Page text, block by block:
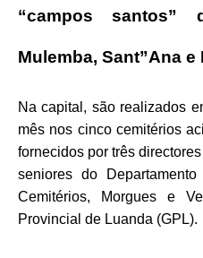
“campos santos”
Mulemba, Sant”Ana e
Na capital, são realizados
mês nos cinco cemitérios
fornecidos por três
seniores do
Cemitérios, Morgues e
Provincial de Luanda (GPL).